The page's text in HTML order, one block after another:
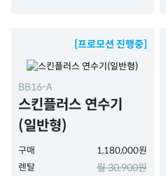
[프로모션 진행중]
BB16-A
스킨플러스 연수기
(일반형)
구매
1,180,000원
렌탈
월 30,900원